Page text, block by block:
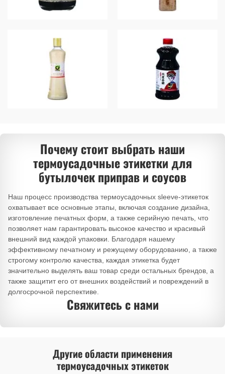
Почему стоит выбрать наши
термоусадочные этикетки для
бутылочек приправ и соусов
Наш процесс производства термоусадочных sleeve-этикеток
охватывает все основные этапы, включая создание дизайна,
изготовление печатных форм, а также серийную печать, что
позволяет нам гарантировать высокое качество и красивый
внешний вид каждой упаковки. Благодаря нашему
эффективному печатному и режущему оборудованию, а также
строгому контролю качества, каждая этикетка будет
значительно выделять ваш товар среди остальных брендов, а
также защитит его от внешних воздействий и повреждений в
долгосрочной перспективе.
Свяжитесь с нами
Другие области применения
термоусадочных этикеток